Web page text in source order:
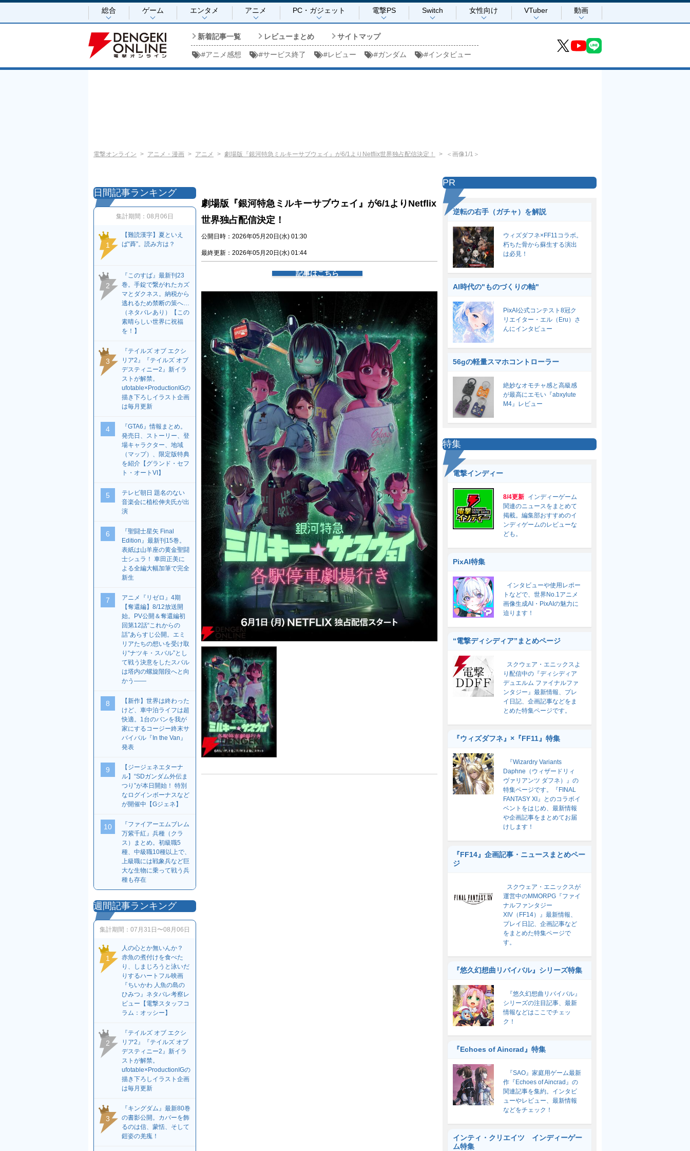
総合 ゲーム エンタメ アニメ PC・ガジェット 電撃PS Switch 女性向け VTuber 動画
新着記事一覧 レビューまとめ サイトマップ
#アニメ感想 #サービス終了 #レビュー #ガンダム #インタビュー
電撃オンライン アニメ・漫画 アニメ 劇場版『銀河特急ミルキーサブウェイ』が6/1よりNetflix世界独占配信決定！ ＜画像1/1＞
劇場版『銀河特急ミルキーサブウェイ』が6/1よりNetflix
世界独占配信決定！
公開日時：2026年05月20日(水) 01:30
最終更新：2026年05月20日(水) 01:44
記事はこちら
日間記事ランキング
集計期間： 08月06日
1
【難読漢字】夏といえ
ば“蕣”。読み方は？
2
『このすば』最新刊23
巻。手錠で繋がれたカズ
マとダクネス。納税から
逃れるため禁断の策へ…
（ネタバレあり）【この
素晴らしい世界に祝福
を！】
3
『テイルズ オブ エクシ
リア2』『テイルズ オブ
デスティニー2』新イラ
ストが解禁。
ufotable×ProductionIGの
描き下ろしイラスト企画
は毎月更新
4
『GTA6』情報まとめ。
発売日、ストーリー、登
場キャラクター、地域
（マップ）、限定版特典
を紹介【グランド・セフ
ト・オートVI】
5
テレビ朝日 題名のない
音楽会に植松伸夫氏が出
演
6
『聖闘士星矢 Final
Edition』最新刊15巻。
表紙は山羊座の黄金聖闘
士シュラ！ 車田正美に
よる全編大幅加筆で完全
新生
7
アニメ『リゼロ』4期
【奪還編】8/12放送開
始。PV公開＆奪還編初
回第12話“これからの
話”あらすじ公開。エミ
リアたちの想いを受け取
り“ナツキ・スバル”とし
て戦う決意をしたスバル
は塔内の螺旋階段へと向
かう――
8
【新作】世界は終わった
けど、車中泊ライフは超
快適。1台のバンを我が
家にするコージー終末サ
バイバル『In the Van』
発表
9
【ジージェネエターナ
ル】“SDガンダム外伝ま
つり”が本日開始！ 特別
なログインボーナスなど
が開催中【Gジェネ】
10
『ファイアーエムブレム
万紫千紅』兵種（クラ
ス）まとめ。初級職5
種、中級職10種以上で、
上級職には戦象兵など巨
大な生物に乗って戦う兵
種も存在
週間記事ランキング
集計期間： 07月31日〜08月06日
1
人の心とか無いんか？
赤魚の煮付けを食べた
り、しまじろうと泳いだ
りするハートフル映画
『ちいかわ 人魚の島の
ひみつ』ネタバレ考察レ
ビュー【電撃スタッフコ
ラム：オッシー】
2
『テイルズ オブ エクシ
リア2』『テイルズ オブ
デスティニー2』新イラ
ストが解禁。
ufotable×ProductionIGの
描き下ろしイラスト企画
は毎月更新
3
『キングダム』最新80巻
の書影公開。カバーを飾
るのは信、蒙恬、そして
鎧姿の羌瘣！
PR
逆転の右手（ガチャ）を解説
ウィズダフネ×FF11コラボ。
朽ちた骨から蘇生する演出
は必見！
AI時代の"ものづくりの軸"
PixAI公式コンテスト8冠ク
リエイター・エル（Eru）さ
んにインタビュー
56gの軽量スマホコントローラー
絶妙なオモチャ感と高級感
が最高にエモい『abxylute
M4』レビュー
特集
電撃インディー
8/4更新 インディーゲーム
関連のニュースをまとめて
掲載。編集部おすすめのイ
ンディゲームのレビューな
ども。
PixAI特集
インタビューや使用レポー
トなどで、世界No.1アニメ
画像生成AI・PixAIの魅力に
迫ります！
“電撃ディシディア”まとめページ
スクウェア・エニックスよ
り配信中の『ディシディア
デュエルム ファイナルファ
ンタジー』最新情報、プレ
イ日記、企画記事などをま
とめた特集ページです。
『ウィズダフネ』×『FF11』特集
『Wizardry Variants
Daphne（ウィザードリィ
ヴァリアンツ ダフネ）』の
特集ページです。『FINAL
FANTASY XI』とのコラボイ
ベントをはじめ、最新情報
や企画記事をまとめてお届
けします！
『FF14』企画記事・ニュースまとめペー
ジ
スクウェア・エニックスが
運営中のMMORPG『ファイ
ナルファンタジー
XIV（FF14）』最新情報、
プレイ日記、企画記事など
をまとめた特集ページで
す。
『悠久幻想曲リバイバル』シリーズ特集
『悠久幻想曲リバイバル』
シリーズの注目記事、最新
情報などはここでチェッ
ク！
『Echoes of Aincrad』特集
『SAO』家庭用ゲーム最新
作『Echoes of Aincrad』の
関連記事を集約。インタビ
ューやレビュー、最新情報
などをチェック！
インティ・クリエイツ インディーゲー
ム特集